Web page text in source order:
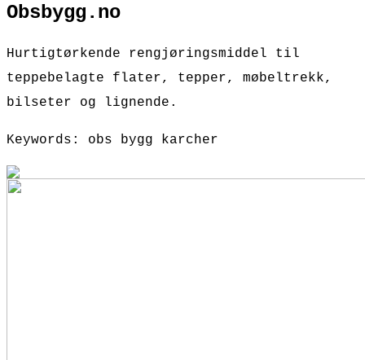
Obsbygg.no
Hurtigtørkende rengjøringsmiddel til
teppebelagte flater, tepper, møbeltrekk,
bilseter og lignende.
Keywords: obs bygg karcher